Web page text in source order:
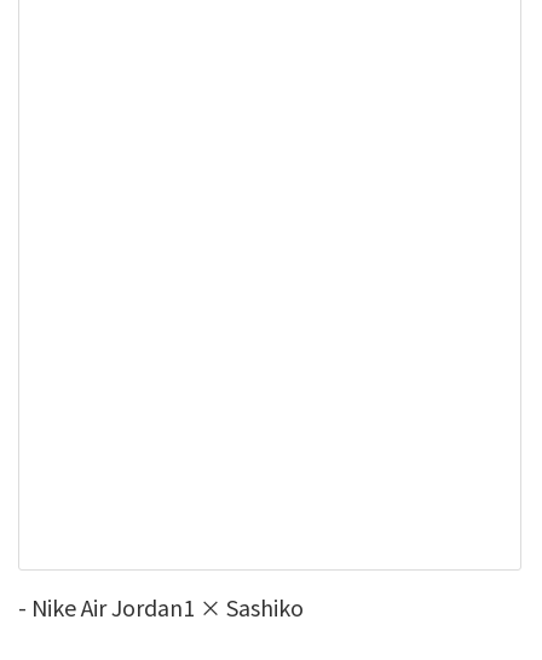
- Nike Air Jordan1 × Sashiko